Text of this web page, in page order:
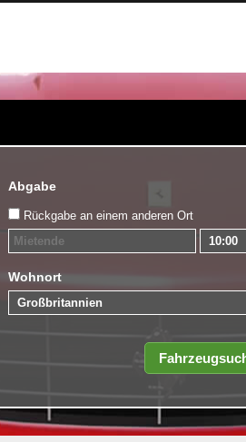
Abgabe
Rückgabe an einem anderen Ort
Wohnort